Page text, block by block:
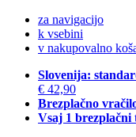
za navigacijo
k vsebini
v nakupovalno
Slovenija:
€ 42,90
Brezplačno
Vsaj 1 brezplačni